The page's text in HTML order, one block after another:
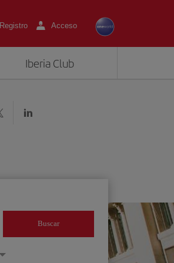
Registro Acceso
Iberia Club
Buscar